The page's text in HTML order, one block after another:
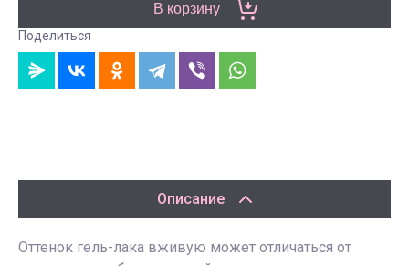
В корзину
Поделиться
Описание
Оттенок гель-лака вживую может отличаться от